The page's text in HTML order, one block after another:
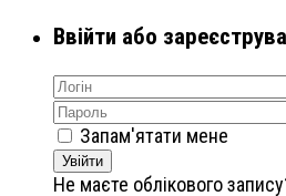
Ввійти або
Запам'ятати мене
Увійти
Не маєте облікового